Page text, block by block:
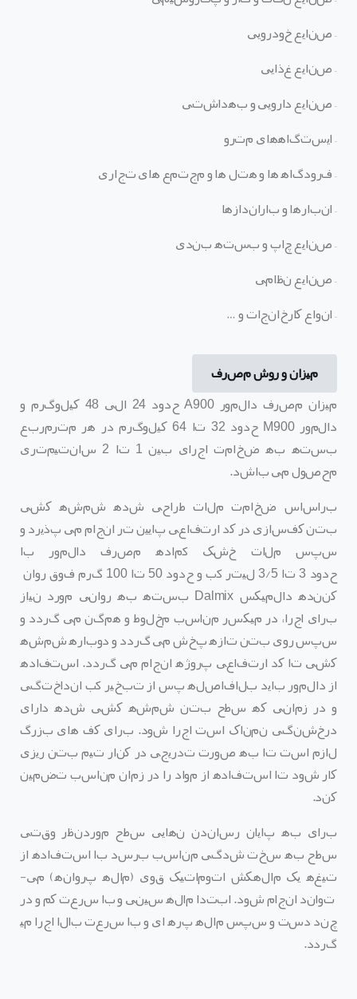
–صنایع خودرویی
–صنایع غذایی
–صنایع دارویی و بهداشتی
–ایستگاههای مترو
–فرودگاهها و هتلها و مجتمع های تجاری
–انبارها و باراندازها
–صنایع چاپ و بسته بندی
–صنایع نظامی
–انواع کارخانجات و …
میزان و روش مصرف
میزان مصرف دالمورA900 حدود 24 الی 48 کیلوگرم و
دالمورM900 حدود 32 تا 64 کیلوگرم در هر مترمربع
بسته به ضخامت اجرای بین 1 تا 2 سانتیمتری
محصول میباشد.
براساس ضخامت ملات طراحی شده شمشه کشی
بتن کفسازی در کد ارتفاعی پایینتر انجام می پذیرد و
سپس ملات خشک آماده مصرف دالمور با
حدود 3 تا 3/5 لیتر آب و حدود50 تا100 گرم فوق روان
کننده دالمیکس Dalmix بسته به روانی مورد نیاز
برای اجرا، در میکسر مناسب مخلوط و همگن می گردد و
سپس روی بتن تازه پخش می گردد و دوباره شمشه
کشی تا کد ارتفاعی پروژه انجام می گردد. استفاده
از دالمور باید بلافاصله پس از تبخیر آب انداختگی
و در زمانی که سطح بتن شمشه کشی شده دارای
درخشنگی نمناک است اجرا شود. برای کف های بزرگ
لازم است تا به صورت تدریجی در کنار تیم بتن ریزی
کار شود تا استفاده از مواد را در زمان مناسب تضمین
کند.
برای به پایان رساندن نهایی سطح موردنظر وقتی
سطح به سخت شدگی مناسب برسد با استفاده از
تیغه یک مالهکش اتوماتیک قوی (ماله پروانه) می
­
تواند انجام شود. ابتدا ماله سینی و با سرعت کم و در
چند دست و سپس ماله پره ای و با سرعت بالا اجرا می
گردد.